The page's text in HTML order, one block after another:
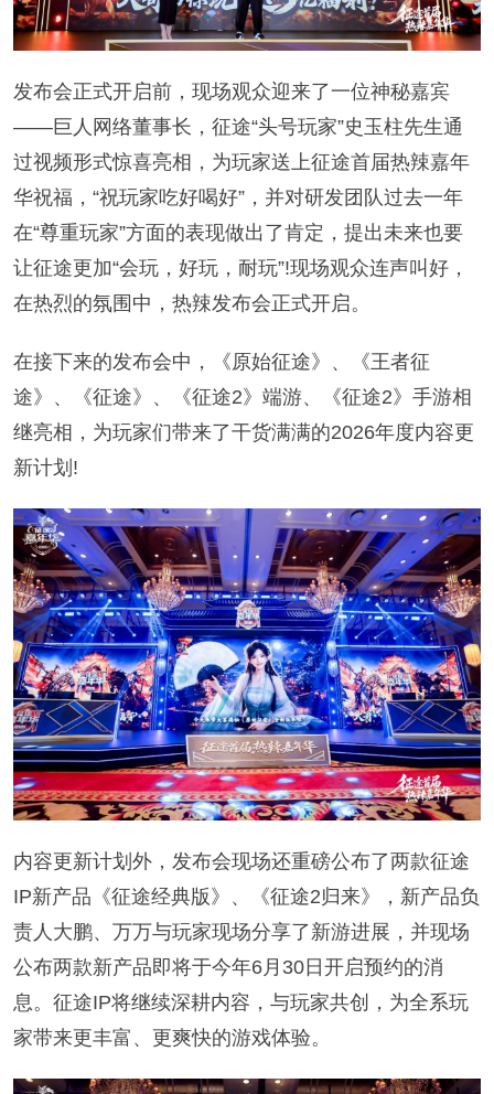
发布会正式开启前，现场观众迎来了一位神秘嘉宾
——巨人网络董事长，征途“头号玩家”史玉柱先生通
过视频形式惊喜亮相，为玩家送上征途首届热辣嘉年
华祝福，“祝玩家吃好喝好”，并对研发团队过去一年
在“尊重玩家”方面的表现做出了肯定，提出未来也要
让征途更加“会玩，好玩，耐玩”!现场观众连声叫好，
在热烈的氛围中，热辣发布会正式开启。
在接下来的发布会中，《原始征途》、《王者征
途》、《征途》、《征途2》端游、《征途2》手游相
继亮相，为玩家们带来了干货满满的2026年度内容更
新计划!
内容更新计划外，发布会现场还重磅公布了两款征途
IP新产品《征途经典版》、《征途2归来》，新产品负
责人大鹏、万万与玩家现场分享了新游进展，并现场
公布两款新产品即将于今年6月30日开启预约的消
息。征途IP将继续深耕内容，与玩家共创，为全系玩
家带来更丰富、更爽快的游戏体验。